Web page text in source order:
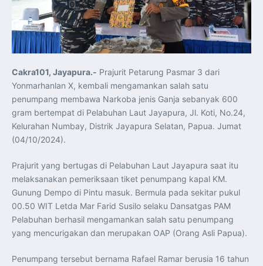
Koordinasi Jaga Stabilitas Keuangan dan Kepercayaan
Pasar
Presiden Prabowo Perkuat Sinergi Perguruan Tinggi dan
PT PAL untuk Majukan Industri Perkapalan Nasional
KASAL dan Panglima Armada Pasifik Rusia Resmi Buka
Latma ORRUDA 2026
T-50i Golden Eagle TNI AU Meriahkan Pitch Black Mindil
Indonesia dan Turki Sepakati Joint Action Plan 2026–
2027, Perkuat Pasar Kerja Inklusif hingga Transformasi
Balai Vokasi
TNI AU Tingkatkan Kemampuan Personel melalui
Pelatihan Signal Radio untuk Misi Pertahanan Udara dan
Radar
Menkeu Purbaya Instruksikan Penyelarasan Aturan KEK
untuk Perkuat Daya Saing Industri Dalam Negeri
Mentan Amran Pacu Produksi Gula Nasional, Target
Menlu Sugiono Tekankan Inovasi sebagai Kunci
Penguatan Kerja Sama Konkret ASEAN Plus Three
Latma ORRUDA 2026 di Vladivostok Perkuat Diplomasi
Maritim TNI AL dan Rusia
Latihan DACT di Exercise Pitch Black 2026 Tingkatkan
Kesiapan Tempur Penerbang TNI AU
Menlu Sugiono: “Kekuatan Ekonomi ASEAN-RRT Harus
Menjadi Penopang Stabilitas Kawasan”
ASEAN dan Amerika Serikat Perkuat Kemitraan untuk
Presiden Prabowo Terima Direktur FBI, Indonesia dan AS
Cakra101, Jayapura.- Prajurit Petarung Pasmar 3 dari
Yonmarhanlan X, kembali mengamankan salah satu
penumpang membawa Narkoba jenis Ganja sebanyak 600
gram bertempat di Pelabuhan Laut Jayapura, Jl. Koti, No.24,
Kelurahan Numbay, Distrik Jayapura Selatan, Papua. Jumat
(04/10/2024).
Prajurit yang bertugas di Pelabuhan Laut Jayapura saat itu
melaksanakan pemeriksaan tiket penumpang kapal KM.
Gunung Dempo di Pintu masuk. Bermula pada sekitar pukul
00.50 WIT Letda Mar Farid Susilo selaku Dansatgas PAM
Pelabuhan berhasil mengamankan salah satu penumpang
yang mencurigakan dan merupakan OAP (Orang Asli Papua).
Penumpang tersebut bernama Rafael Ramar berusia 16 tahun